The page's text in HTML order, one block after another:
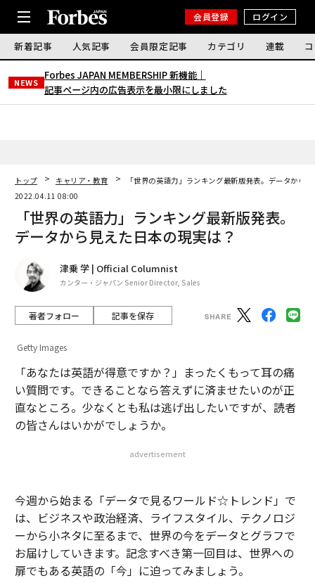
会員登録 ログイン
新着記事 人気記事 会員限定記事 カテゴリ 連載
NEWS
Forbes JAPAN MEMBERSHIP 新機能｜
記事ページ内の広告表示を最小限にしました
トップ キャリア・教育
「世界の英語力」ランキング最新版発表。データから
2022.04.11 08:00
「世界の英語力」ランキング最新版発表。
データから見えた日本の現実は？
津乗 学 | Official Columnist
カンター・ジャパン Senior Director, Sales
著者フォロー 記事を保存
Getty Images
「あなたは英語が得意ですか？」まったくもって耳の痛
い質問です。できることなら答えずに済ませたいのが正
直なところ。少なくとも私は逃げ出したいですが、読者
の皆さんはいかがでしょうか。
advertisement
今週から始まる「データで見るワールド☆トレンド」で
は、ビジネスや政治経済、ライフスタイル、テクノロジ
ーから小ネタに至るまで、世界の今をデータとグラフで
お届けしていきます。記念すべき第一回目は、世界への
扉でもある英語の「今」に迫ってみましょう。